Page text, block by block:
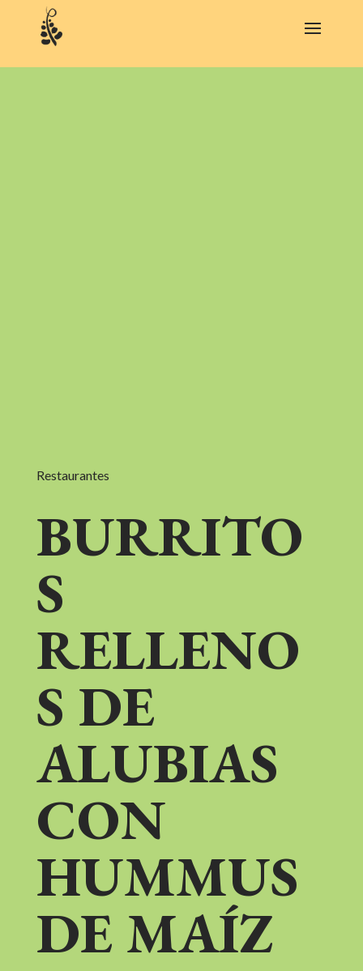
Restaurantes
BURRITO
S
RELLENO
S DE
ALUBIAS
CON
HUMMUS
DE MAÍZ